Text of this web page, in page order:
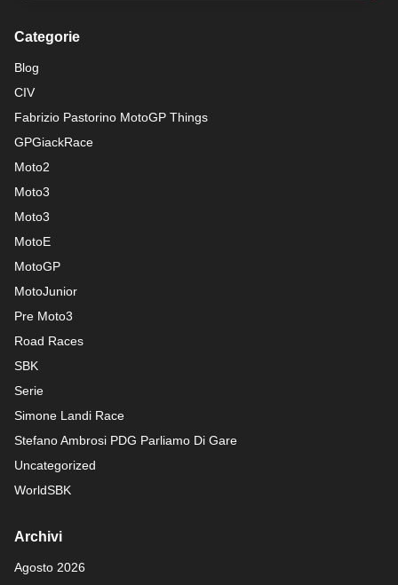
Categorie
Blog
CIV
Fabrizio Pastorino MotoGP Things
GPGiackRace
Moto2
Moto3
Moto3
MotoE
MotoGP
MotoJunior
Pre Moto3
Road Races
SBK
Serie
Simone Landi Race
Stefano Ambrosi PDG Parliamo Di Gare
Uncategorized
WorldSBK
Archivi
Agosto 2026